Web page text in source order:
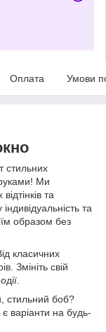
Оплата Умови
стильних
Ми
та
та
образом без
класичних
Змініть свій
стильний боб?
варіанти на будь-